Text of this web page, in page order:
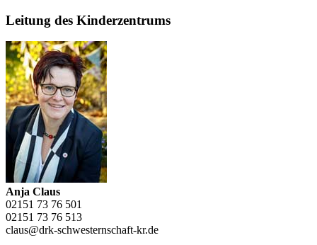
Leitung des Kinderzentrums
Anja Claus
02151 73 76 501
02151 73 76 513
claus@drk-schwesternschaft-kr.de